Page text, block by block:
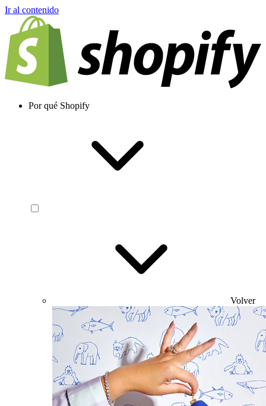
Ir al contenido
Por qué Shopify
Volver